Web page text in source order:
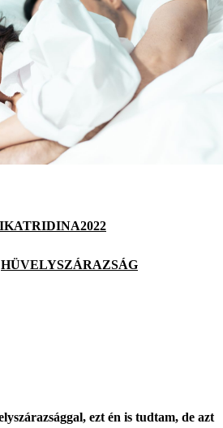
HÜVELYSZÁRAZSÁG
ezt én is tudtam, de azt